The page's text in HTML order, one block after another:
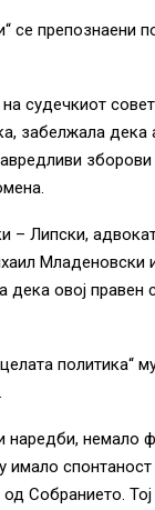
се препознаени
судечкиот
забелжала дека
– Липски,
Младеновски
дека овој правен
политика“
наредби, немало
имало
Собранието.